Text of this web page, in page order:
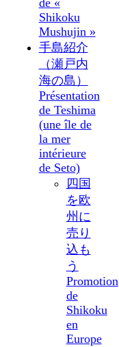
de «
Shikoku
Mushujin »
手島紹介
（瀬戸内
海の島）
Présentation
de Teshima
(une île de
la mer
intérieure
de Seto)
四国
を欧
州に
売り
込も
う
Promotion
de
Shikoku
en
Europe